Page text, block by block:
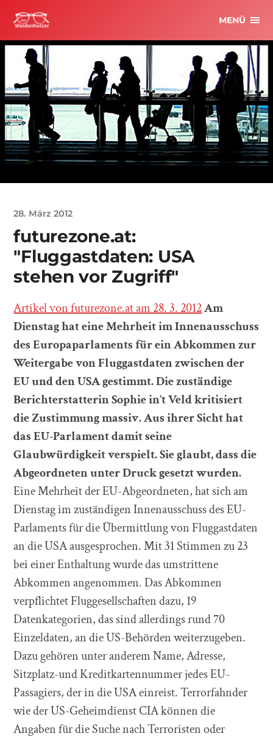
MENÜ
28. März 2012
futurezone.at:
"Fluggastdaten: USA
stehen vor Zugriff"
Artikel von futurezone.at am 28. 3. 2012Am
Dienstag hat eine Mehrheit im Innenausschuss
des Europaparlaments für ein Abkommen zur
Weitergabe von Fluggastdaten zwischen der
EU und den USA gestimmt. Die zuständige
Berichterstatterin Sophie in’t Veld kritisiert
die Zustimmung massiv. Aus ihrer Sicht hat
das EU-Parlament damit seine
Glaubwürdigkeit verspielt. Sie glaubt, dass die
Abgeordneten unter Druck gesetzt wurden.
Eine Mehrheit der EU-Abgeordneten, hat sich am
Dienstag im zuständigen Innenausschuss des EU-
Parlaments für die Übermittlung von Fluggastdaten
an die USA ausgesprochen. Mit 31 Stimmen zu 23
bei einer Enthaltung wurde das umstrittene
Abkommen angenommen. Das Abkommen
verpflichtet Fluggesellschaften dazu, 19
Datenkategorien, das sind allerdings rund 70
Einzeldaten, an die US-Behörden weiterzugeben.
Dazu gehören unter anderem Name, Adresse,
Sitzplatz-und Kreditkartennummer jedes EU-
Passagiers, der in die USA einreist. Terrorfahnder
wie der US-Geheimdienst CIA können die
Angaben für die Suche nach Terroristen oder